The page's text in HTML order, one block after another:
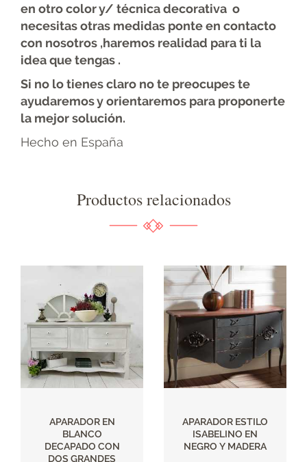
en otro color y/ técnica decorativa o
necesitas otras medidas ponte en contacto
con nosotros ,haremos realidad para ti la
idea que tengas .
Si no lo tienes claro no te preocupes te
ayudaremos y orientaremos para proponerte
la mejor solución.
Hecho en España
Productos relacionados
APARADOR EN
BLANCO
DECAPADO CON
DOS GRANDES
APARADOR ESTILO
ISABELINO EN
NEGRO Y MADERA